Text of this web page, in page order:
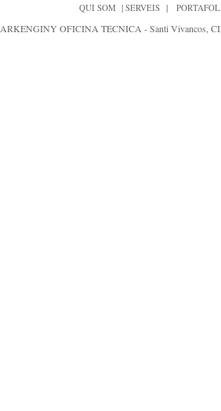
QUI SOM | SERVEIS|
ARKENGINY OFICINA TECNICA - Santi Vivancos,